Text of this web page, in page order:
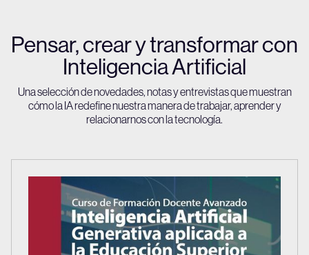
Pensar, crear y transformar con
Inteligencia Artificial
Una selección de novedades, notas y entrevistas que muestran
cómo la IA redefine nuestra manera de trabajar, aprender y
relacionarnos con la tecnología.